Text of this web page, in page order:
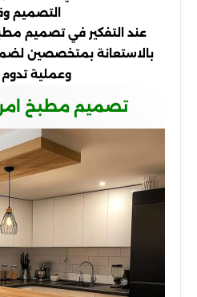
التصميم
عند التفكير في تصميم
بالاستعانة بمتخصصين
وعملية تدوم
تصميم مطبخ